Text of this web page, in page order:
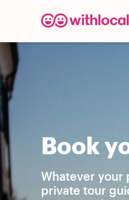
Book
Whatever your
private tour